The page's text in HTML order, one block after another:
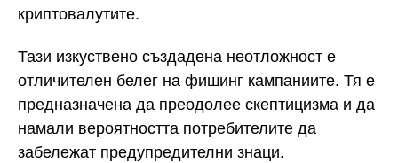
криптовалутите.
Тази изкуствено създадена неотложност е
отличителен белег на фишинг кампаниите. Тя е
предназначена да преодолее скептицизма и да
намали вероятността потребителите да
забележат предупредителни знаци.